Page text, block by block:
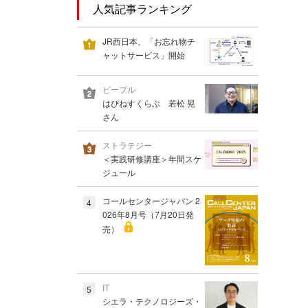
人気記事ランキング
JR西日本、「お忘れ物チ
ャットサービス」開始
ピープル
はぴねすくらぶ 若松 晃
さん
ストラテジー
＜実践研修講座＞年間スケ
ジュール
4
コールセンタージャパン 2
026年8月号（7月20日発
売）
5
IT
シエラ・テクノロジーズ・